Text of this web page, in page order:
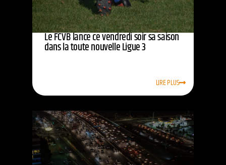
Le FCVB lance ce vendredi soir sa saison
dans la toute nouvelle Ligue 3
LIRE PLUS